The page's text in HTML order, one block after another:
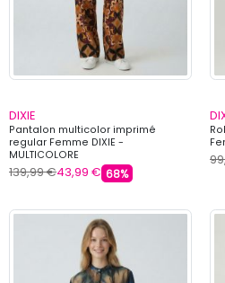
DIXIE
Pantalon multicolor imprimé
regular Femme DIXIE -
MULTICOLORE
139,99 €43,99 € 68%